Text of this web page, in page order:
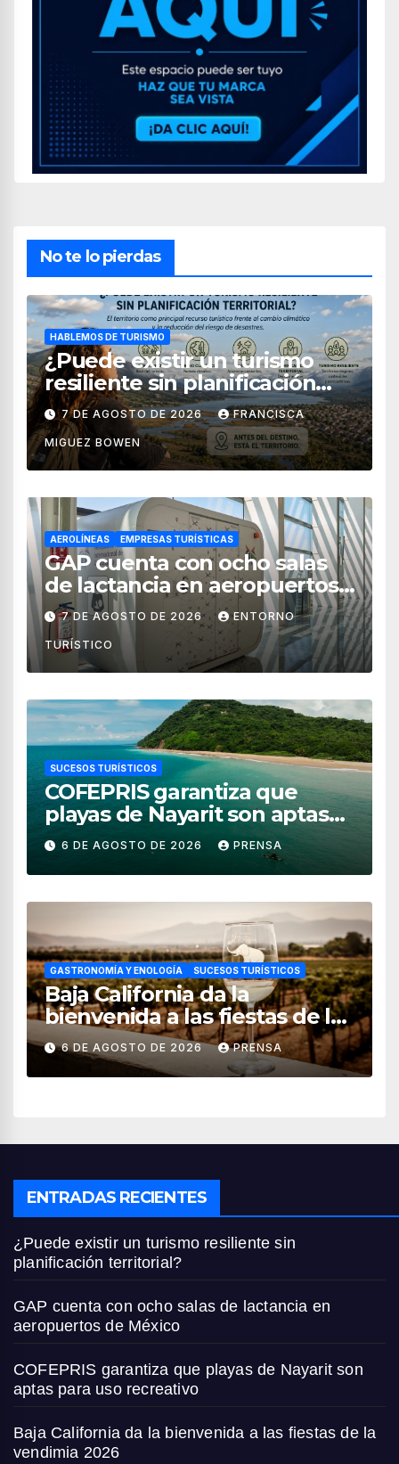
No te lo pierdas
HABLEMOS DE TURISMO
¿Puede existir un turismo
resiliente sin planificación
territorial?
7 DE AGOSTO DE 2026 FRANCISCA
MIGUEZ BOWEN
AEROLÍNEAS EMPRESAS TURÍSTICAS
GAP cuenta con ocho salas
de lactancia en aeropuertos
de México
7 DE AGOSTO DE 2026 ENTORNO
TURÍSTICO
SUCESOS TURÍSTICOS
COFEPRIS garantiza que
playas de Nayarit son aptas
para uso recreativo
6 DE AGOSTO DE 2026 PRENSA
GASTRONOMÍA Y ENOLOGÍA SUCESOS TURÍSTICOS
Baja California da la
bienvenida a las fiestas de la
vendimia 2026
6 DE AGOSTO DE 2026 PRENSA
ENTRADAS RECIENTES
¿Puede existir un turismo resiliente sin
planificación territorial?
GAP cuenta con ocho salas de lactancia en
aeropuertos de México
COFEPRIS garantiza que playas de Nayarit son
aptas para uso recreativo
Baja California da la bienvenida a las fiestas de la
vendimia 2026